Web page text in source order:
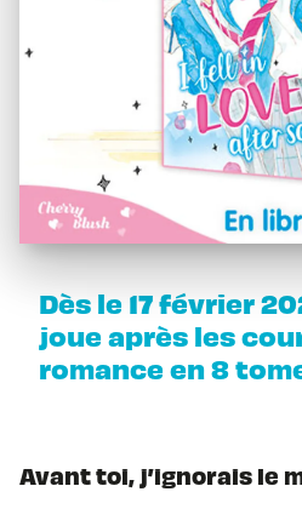
Dès le 17 février
joue après les
romance en 8
Avant toi, j’ignorais le